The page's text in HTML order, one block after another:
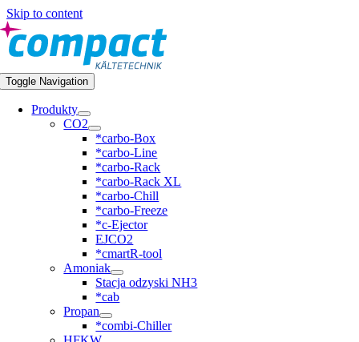
Skip to content
Toggle Navigation
Produkty
CO2
*carbo-Box
*carbo-Line
*carbo-Rack
*carbo-Rack XL
*carbo-Chill
*carbo-Freeze
*c-Ejector
EJCO2
*cmartR-tool
Amoniak
Stacja odzyski NH3
*cab
Propan
*combi-Chiller